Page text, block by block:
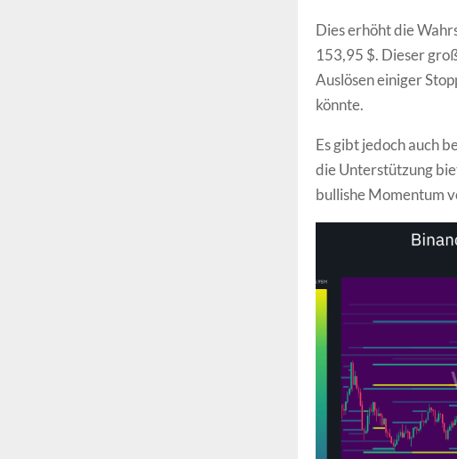
Dies erhöht die
153,95 $. Dieser
Auslösen einiger
könnte.
Es gibt jedoch auch
die Unterstützung
bullishe Momentum